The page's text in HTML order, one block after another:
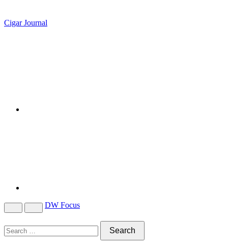
Cigar Journal
DW Focus